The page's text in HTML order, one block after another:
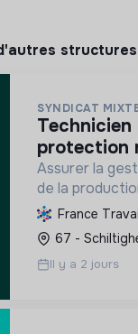
structures
SYNDICAT
technicien qualité ep &
protection
Assurer la
de la
protégeant les
biodiversité, et
changement
des usag...
France
67 -
Il y a 2 jours